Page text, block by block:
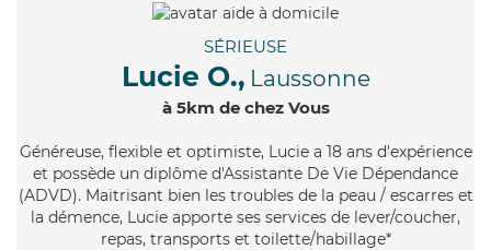
SÉRIEUSE
Lucie O., Laussonne
à 5km de chez Vous
Généreuse, flexible et optimiste, Lucie a 18 ans d'expérience
et possède un diplôme d'Assistante De Vie Dépendance
(ADVD). Maitrisant bien les troubles de la peau / escarres et
la démence, Lucie apporte ses services de lever/coucher,
repas, transports et toilette/habillage*